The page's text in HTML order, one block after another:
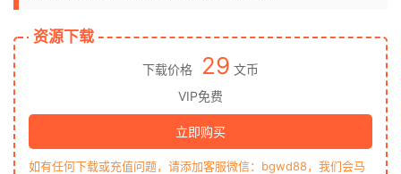
资源下载
下载价格 29 文币
VIP免费
立即购买
如有任何下载或充值问题，请添加客服微信：bgwd88，我们会马